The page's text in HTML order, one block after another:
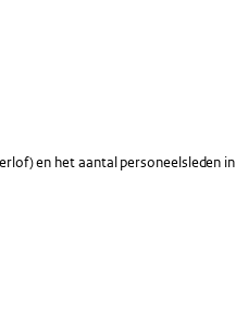
en het aantal personeelsleden in